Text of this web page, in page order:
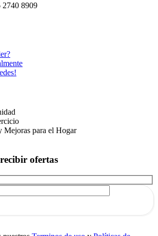
2740 8909
Mejoras para el Hogar
ofertas